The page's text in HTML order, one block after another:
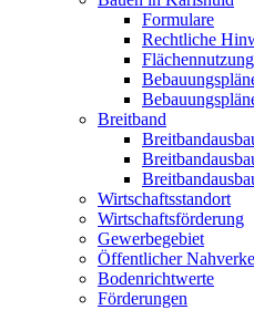
Formulare
Rechtliche
Breitband
Wirtschaftsstandort
Wirtschaftsförderung
Gewerbegebiet
Öffentlicher
Bodenrichtwerte
Förderungen